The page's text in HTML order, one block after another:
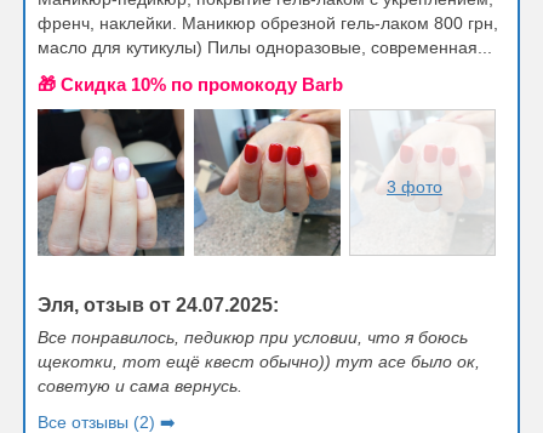
френч, наклейки. Маникюр обрезной гель-лаком 800 грн,
масло для кутикулы) Пилы одноразовые, современная...
🎁 Cкидка 10% по промокоду Barb
3 фото
Эля, отзыв от 24.07.2025:
Все понравилось, педикюр при условии, что я боюсь
щекотки, тот ещё квест обычно)) тут асе было ок,
советую и сама вернусь.
Все отзывы (2) ➡️